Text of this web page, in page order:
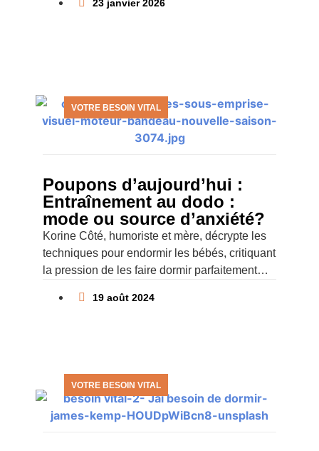
23 janvier 2026
VOTRE BESOIN VITAL
Poupons d’aujourd’hui :
Entraînement au dodo :
mode ou source d’anxiété?
Korine Côté, humoriste et mère, décrypte les
techniques pour endormir les bébés, critiquant
la pression de les faire dormir parfaitement
19 août 2024
VOTRE BESOIN VITAL